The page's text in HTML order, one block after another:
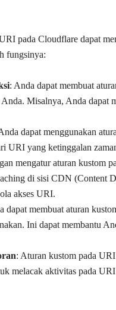
pada Cloudflare dapat
fungsinya:
: Anda dapat membuat
Misalnya, Anda dapat
dapat menggunakan
URI yang ketinggalan
mengatur aturan kustom
di sisi CDN (Content
akses URI.
dapat membuat aturan
Ini dapat membantu
: Aturan kustom pada
melacak aktivitas pada